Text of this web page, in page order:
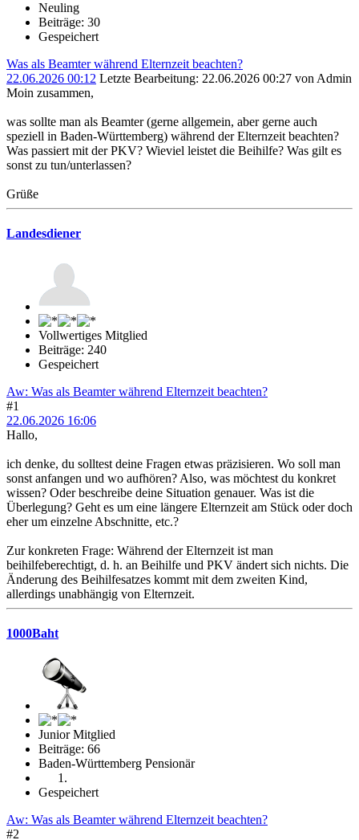
Neuling
Beiträge: 30
Gespeichert
Was als Beamter während Elternzeit beachten?
22.06.2026 00:12 Letzte Bearbeitung: 22.06.2026 00:27 von Admin
Moin zusammen,
was sollte man als Beamter (gerne allgemein, aber gerne auch
speziell in Baden-Württemberg) während der Elternzeit beachten?
Was passiert mit der PKV? Wieviel leistet die Beihilfe? Was gilt es
sonst zu tun/unterlassen?
Grüße
Landesdiener
Vollwertiges Mitglied
Beiträge: 240
Gespeichert
Aw: Was als Beamter während Elternzeit beachten?
#1
22.06.2026 16:06
Hallo,
ich denke, du solltest deine Fragen etwas präzisieren. Wo soll man
sonst anfangen und wo aufhören? Also, was möchtest du konkret
wissen? Oder beschreibe deine Situation genauer. Was ist die
Überlegung? Geht es um eine längere Elternzeit am Stück oder doch
eher um einzelne Abschnitte, etc.?
Zur konkreten Frage: Während der Elternzeit ist man
beihilfeberechtigt, d. h. an Beihilfe und PKV ändert sich nichts. Die
Änderung des Beihilfesatzes kommt mit dem zweiten Kind,
allerdings unabhängig von Elternzeit.
1000Baht
Junior Mitglied
Beiträge: 66
Baden-Württemberg Pensionär
Gespeichert
Aw: Was als Beamter während Elternzeit beachten?
#2